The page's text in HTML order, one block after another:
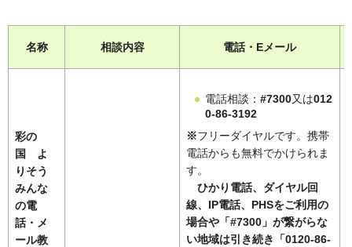
名称 相談内容 電話・Eメール
彩の
国 よ
りそう
みんな
の電
話・メ
ール教
電話相談： #7300又は012
0-86-3192
※フリーダイヤルです。携帯
電話からも無料でかけられま
す。
ひかり電話、ダイヤル回
線、IP電話、PHSをご利用の
場合や「#7300」が繋がらな
い地域は引き続き「0120-86-